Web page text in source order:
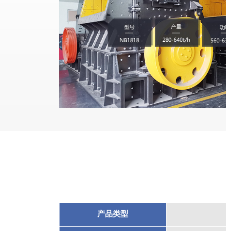
产品类型